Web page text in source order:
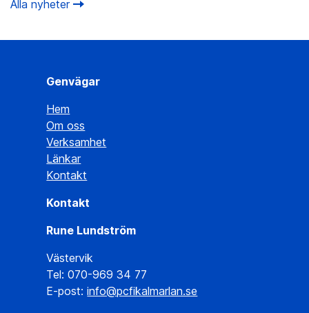
Alla nyheter
Genvägar
Hem
Om oss
Verksamhet
Länkar
Kontakt
Kontakt
Rune Lundström
Västervik
Tel: 070-969 34 77
E-post:info@pcfikalmarlan.se